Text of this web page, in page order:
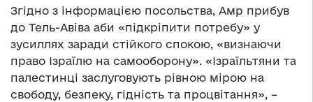
Згідно з інформацією посольства, Амр прибув
до Тель-Авіва аби «підкріпити потребу» у
зусиллях заради стійкого спокою, «визнаючи
право Ізраїлю на самооборону». «Ізраїльтяни та
палестинці заслуговують рівною мірою на
свободу, безпеку, гідність та процвітання», –